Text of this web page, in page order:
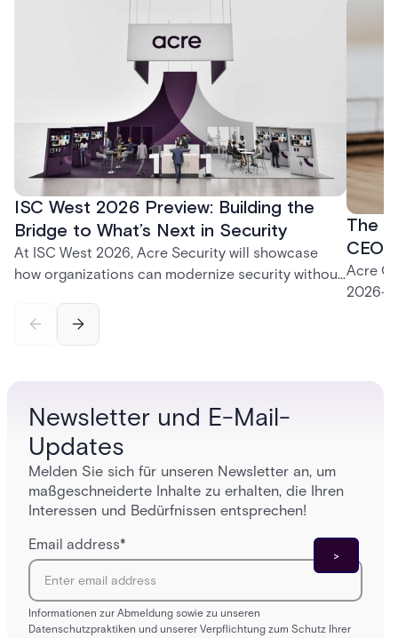
ISC West 2026 Preview: Building the
Bridge to What’s Next in Security
At ISC West 2026, Acre Security will showcase
how organizations can modernize security without
the unified One Acre ecosystem, Acre Bridge
creates a practical path between today’s systems
The
CEO
Acre
Newsletter und E-Mail-
Updates
Melden Sie sich für unseren Newsletter an, um
maßgeschneiderte Inhalte zu erhalten, die Ihren
Interessen und Bedürfnissen entsprechen!
Email address*
Informationen zur Abmeldung sowie zu unseren
Datenschutzpraktiken und unserer Verpflichtung zum Schutz Ihrer